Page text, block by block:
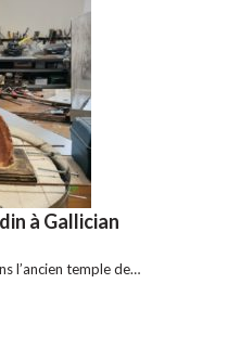
à Gallician
l’ancien temple de…